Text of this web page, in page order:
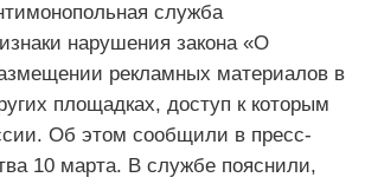
служба
нарушения закона «О
рекламных материалов в
площадках, доступ к которым
Об этом сообщили в пресс-
10 марта. В службе пояснили,